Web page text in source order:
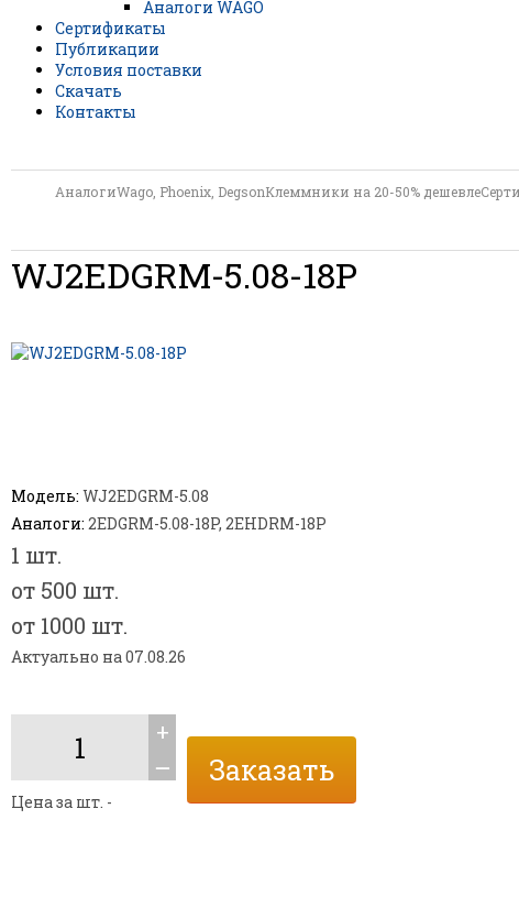
Аналоги WAGO
Сертификаты
Публикации
Условия поставки
Скачать
Контакты
АналогиWago, Phoenix, DegsonКлеммники на 20-50% дешевле
WJ2EDGRM-5.08-18P
Модель: WJ2EDGRM-5.08
Аналоги: 2EDGRM-5.08-18P, 2EHDRM-18P
1 шт.
от 500 шт.
от 1000 шт.
Актуально на 07.08.26
+
ــ
Цена за шт. -